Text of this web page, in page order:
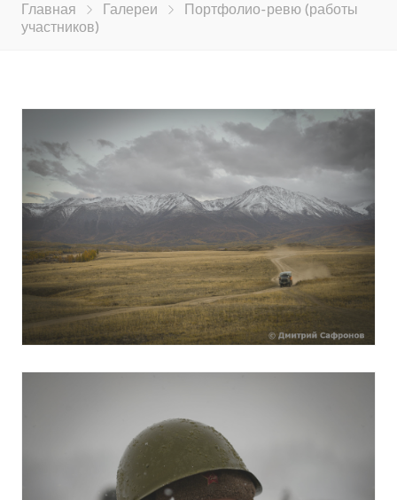
Главная Галереи
Портфолио-ревю (работы
участников)